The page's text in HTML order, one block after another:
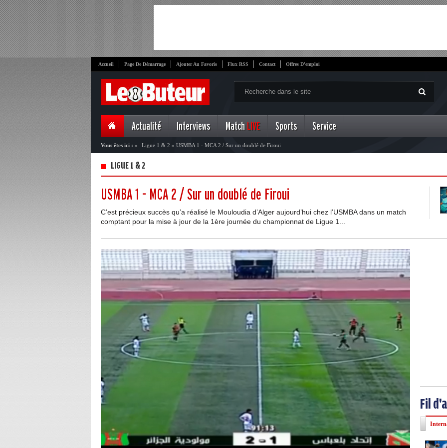
Accueil Page De Démarrage Ajouter Au Favoris Flux RSS Contact Offres D'emploi
Actualité Interviews Match LIVE Sports Service
Vous êtes ici : » Ligue 1 & 2 » USMBA 1 - MCA 2 / Sur un doublé de Firoui
LIGUE 1 & 2
USMBA 1 - MCA 2 / Sur un doublé de Firoui
C’est précieux succès qu’a réalisé le Mouloudia d’Alger aujourd’hui chez l’USMBA dans un match
comptant pour la mise à jour de la 1ère journée du championnat de Ligue 1...
Fil